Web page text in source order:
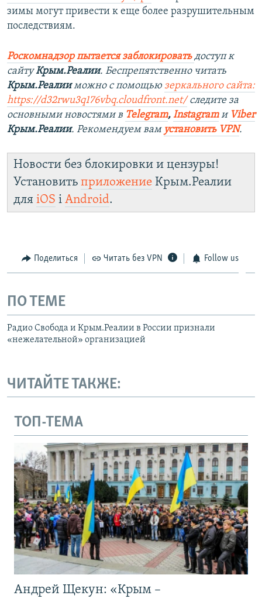
зимы могут привести к еще более разрушительным
последствиям.
Роскомнадзор пытается заблокировать доступ к
сайтуКрым.Реалии. Беспрепятственно читать
Крым.Реалииможно с помощью зеркального сайта:
https://d32rwu3q176vbq.cloudfront.net/ следите за
основными новостями в Telegram, Instagramи Viber
Крым.Реалии. Рекомендуем вам установить VPN.
Новости без блокировки и цензуры!
Установить приложение Крым.Реалии
для iOS і Android.
Поделиться Читать без VPN Follow us
ПО ТЕМЕ
Радио Свобода и Крым.Реалии в России признали
«нежелательной» организацией
ЧИТАЙТЕ ТАКЖЕ:
ТОП-ТЕМА
Андрей Щекун: «Крым –